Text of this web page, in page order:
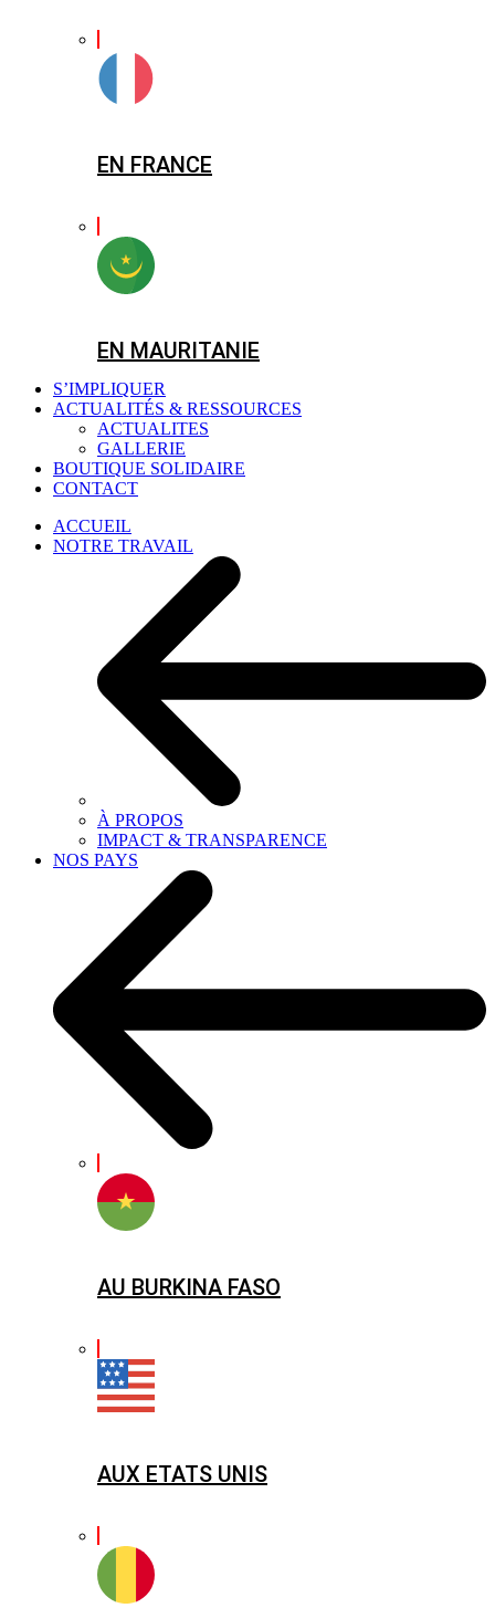
EN FRANCE
EN MAURITANIE
S’IMPLIQUER
ACTUALITÉS & RESSOURCES
ACTUALITES
GALLERIE
BOUTIQUE SOLIDAIRE
CONTACT
ACCUEIL
NOTRE TRAVAIL
À PROPOS
IMPACT & TRANSPARENCE
NOS PAYS
AU BURKINA FASO
AUX ETATS UNIS